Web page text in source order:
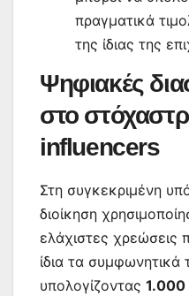
πραγματικά
της ίδιας της
Ψηφιακές
στο
influencers
Στη συγκεκριμένη
διοίκηση
ελάχιστες χρεώσεις
ίδια τα συμφωνητικά
υπολογίζοντας